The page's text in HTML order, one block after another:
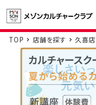
TOP 店舗を探す 久喜店